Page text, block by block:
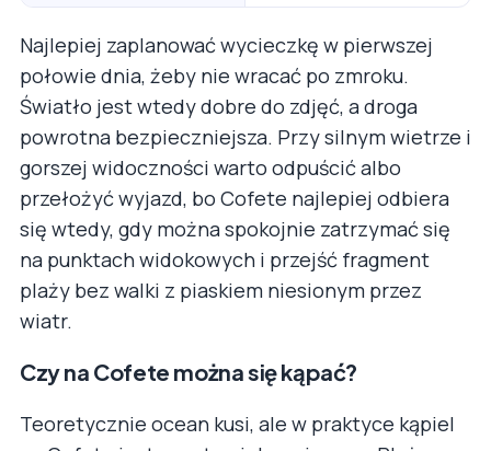
Najlepiej zaplanować wycieczkę w pierwszej
połowie dnia, żeby nie wracać po zmroku.
Światło jest wtedy dobre do zdjęć, a droga
powrotna bezpieczniejsza. Przy silnym wietrze i
gorszej widoczności warto odpuścić albo
przełożyć wyjazd, bo Cofete najlepiej odbiera
się wtedy, gdy można spokojnie zatrzymać się
na punktach widokowych i przejść fragment
plaży bez walki z piaskiem niesionym przez
wiatr.
Czy na Cofete można się kąpać?
Teoretycznie ocean kusi, ale w praktyce kąpiel